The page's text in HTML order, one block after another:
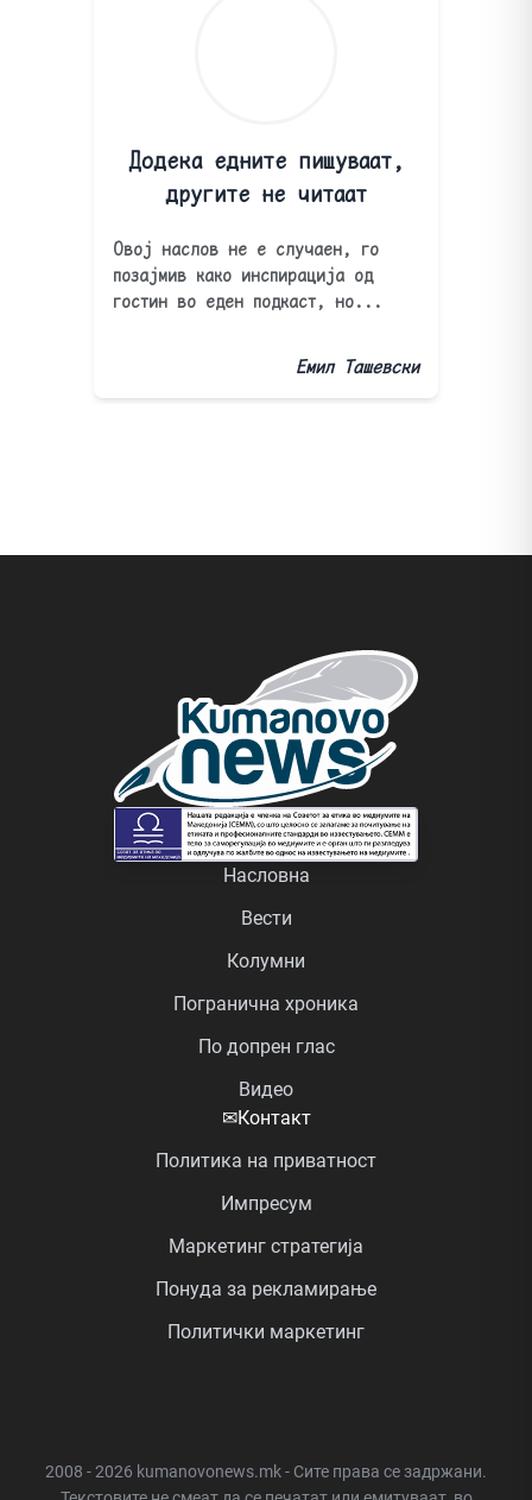
Додека едните пишуваат,
другите не читаат
Овој наслов не е случаен, го
позајмив како инспирација од
гостин во еден подкаст, но...
Емил Ташевски
Насловна
Вести
Колумни
Погранична хроника
По допрен глас
Видео
✉Контакт
Политика на приватност
Импресум
Маркетинг стратегија
Понуда за рекламирање
Политички маркетинг
2008 - 2026 kumanovonews.mk - Сите права се задржани.